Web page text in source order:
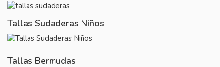
Tallas Sudaderas Niños
Tallas Bermudas